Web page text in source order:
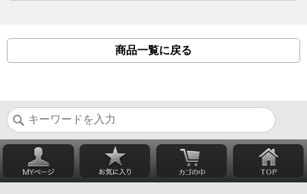
商品一覧に戻る